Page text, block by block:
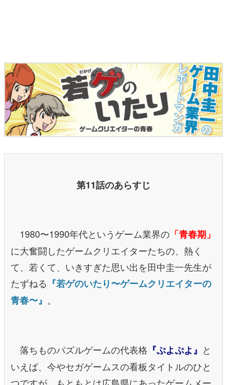
アプリレビュー
その他
電ファミニコゲーマーとは？
運営：株式会社マレ
第11話のあらすじ
1980〜1990年代というゲーム業界の 「青春期」
に大奮闘したゲームクリエイターたちの、熱く
て、若くて、いきすぎた思い出を田中圭一先生が
たずねる 『若ゲのいたり〜ゲームクリエイターの
青春〜』 。
落ちものパズルゲームの代表格 『ぷよぷよ』 と
いえば、今やセガゲームスの看板タイトルのひと
つですが、もともとは広島県にあったゲームメー